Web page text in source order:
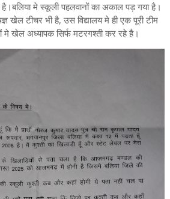
मे स्कूली पहलवानों का अकाल पड़ गया है।
खेल टीचर भी है, उस विद्यालय मे ही एक पूरी टीम
मे खेल अध्यापक सिर्फ मटरगश्ती कर रहे है।